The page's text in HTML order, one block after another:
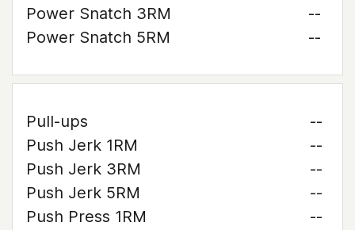
Power Snatch 3RM
--
Power Snatch 5RM
--
Pull-ups
--
Push Jerk 1RM
--
Push Jerk 3RM
--
Push Jerk 5RM
--
Push Press 1RM
--